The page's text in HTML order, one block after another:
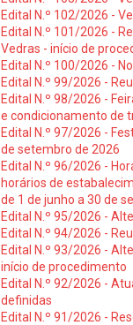
Edital N.º 102/2026 -
Edital N.º 101/2026 -
Vedras - início de
Edital N.º 100/2026 -
Edital N.º 99/2026 -
Edital N.º 98/2026 -
e condicionamento de
Edital N.º 97/2026 -
de setembro de 2026
Edital N.º 96/2026 -
horários de
de 1 de junho a 30 de
Edital N.º 95/2026 -
Edital N.º 94/2026 -
Edital N.º 93/2026 -
início de procedimento
Edital N.º 92/2026 -
definidas
Edital N.º 91/2026 -